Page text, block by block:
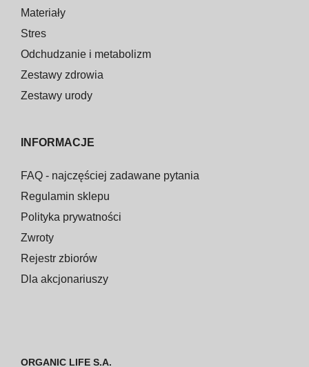
Materiały
Stres
Odchudzanie i metabolizm
Zestawy zdrowia
Zestawy urody
INFORMACJE
FAQ - najczęściej zadawane pytania
Regulamin sklepu
Polityka prywatności
Zwroty
Rejestr zbiorów
Dla akcjonariuszy
ORGANIC LIFE S.A.